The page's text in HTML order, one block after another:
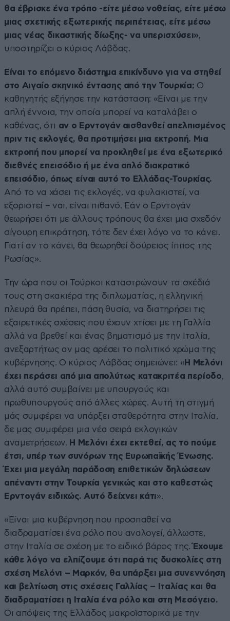
θα έβρισκε ένα τρόπο -είτε μέσω νοθείας, είτε μέσω
μιας σχετικής εξωτερικής περιπέτειας, είτε μέσω
μιας νέας δικαστικής δίωξης- να υπερισχύσει»,
υποστηρίζει ο κύριος Λάβδας.
Είναι το επόμενο διάστημα επικίνδυνο για να στηθεί
στο Αιγαίο σκηνικό έντασης από την Τουρκία; Ο
καθηγητής εξήγησε την κατάσταση: «Είναι με την
απλή έννοια, την οποία μπορεί να καταλάβει ο
καθένας, ότι αν ο Ερντογάν αισθανθεί απελπισμένος
πριν τις εκλογές, θα προτιμήσει μια εκτροπή. Μια
εκτροπή που μπορεί να προκληθεί με ένα εξωτερικό
διεθνές επεισόδιο ή με ένα απλό διακρατικό
επεισόδιο, όπως είναι αυτό το Ελλάδας-Τουρκίας.
Από το να χάσει τις εκλογές, να φυλακιστεί, να
εξοριστεί – ναι, είναι πιθανό. Εάν ο Ερντογάν
θεωρήσει ότι με άλλους τρόπους θα έχει μια σχεδόν
σίγουρη επικράτηση, τότε δεν έχει λόγο να το κάνει.
Γιατί αν το κάνει, θα θεωρηθεί δούρειος ίππος της
Ρωσίας».
Την ώρα που οι Τούρκοι καταστρώνουν τα σχέδιά
τους στη σκακιέρα της διπλωματίας, η ελληνική
πλευρά θα πρέπει, πάση θυσία, να διατηρήσει τις
εξαιρετικές σχέσεις που έχουν χτίσει με τη Γαλλία
αλλά να βρεθεί και ένας βηματισμό με την Ιταλία,
ανεξαρτήτως αν μας αρέσει το πολιτικό χρώμα της
κυβέρνησης. Ο κύριος Λάβδας σημειώνει: «Η Μελόνι
έχει περάσει από μια απολύτως κατακριτέα περίοδο,
αλλά αυτό συμβαίνει με υπουργούς και
πρωθυπουργούς από άλλες χώρες. Αυτή τη στιγμή
μάς συμφέρει να υπάρξει σταθερότητα στην Ιταλία,
δε μας συμφέρει μια νέα σειρά εκλογικών
αναμετρήσεων. Η Μελόνι έχει εκτεθεί, ας το πούμε
έτσι, υπέρ των συνόρων της Ευρωπαϊκής Ένωσης.
Έχει μια μεγάλη παράδοση επιθετικών δηλώσεων
απέναντι στην Τουρκία γενικώς και στο καθεστώς
Ερντογάν ειδικώς. Αυτό δείχνει κάτι».
«Είναι μια κυβέρνηση που προσπαθεί να
διαδραματίσει ένα ρόλο που αναλογεί, άλλωστε,
στην Ιταλία σε σχέση με το ειδικό βάρος της.Έχουμε
κάθε λόγο να ελπίζουμε ότι παρά τις δυσκολίες στη
σχέση Μελόνι – Μαρκόν, θα υπάρξει μια συνεννόηση
και βελτίωση στις σχέσεις Γαλλίας – Ιταλίας και θα
διαδραματίσει η Ιταλία ένα ρόλο και στη Μεσόγειο.
Οι απόψεις της Ελλάδος μακροϊστορικά με την